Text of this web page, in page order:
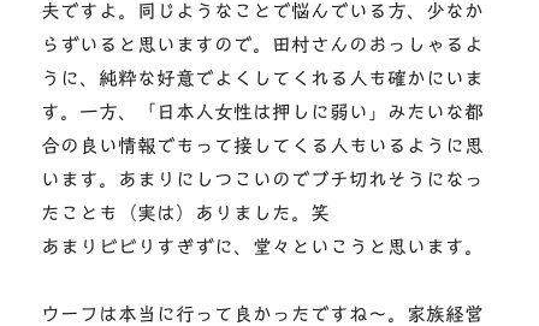
夫ですよ。同じようなことで悩んでいる方、少なか
らずいると思いますので。田村さんのおっしゃるよ
うに、純粋な好意でよくしてくれる人も確かにいま
す。一方、「日本人女性は押しに弱い」みたいな都
合の良い情報でもって接してくる人もいるように思
います。あまりにしつこいのでブチ切れそうになっ
たことも（実は）ありました。笑
あまりビビりすぎずに、堂々といこうと思います。
ウーフは本当に行って良かったですね～。家族経営